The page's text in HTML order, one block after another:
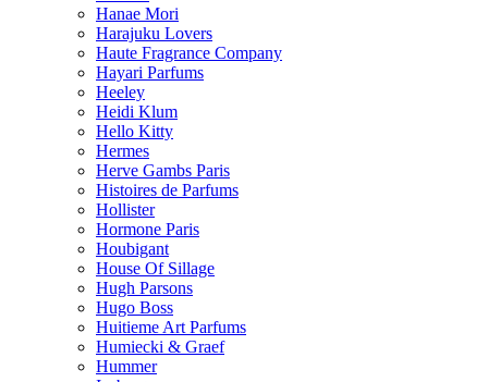
Hanae Mori
Harajuku Lovers
Haute Fragrance Company
Hayari Parfums
Heeley
Heidi Klum
Hello Kitty
Hermes
Herve Gambs Paris
Histoires de Parfums
Hollister
Hormone Paris
Houbigant
House Of Sillage
Hugh Parsons
Hugo Boss
Huitieme Art Parfums
Humiecki & Graef
Hummer